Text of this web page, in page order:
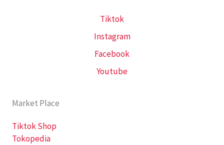
Tiktok
Instagram
Facebook
Youtube
Market Place
Tiktok Shop
Tokopedia